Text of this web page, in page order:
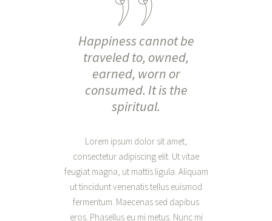
Happiness cannot be
traveled to, owned,
earned, worn or
consumed. It is the
spiritual.
Lorem ipsum dolor sit amet,
consectetur adipiscing elit. Ut vitae
feugiat magna, ut mattis ligula. Aliquam
ut tincidunt venenatis tellus euismod
fermentum. Maecenas sed dapibus
eros. Phasellus eu mi metus. Nunc mi